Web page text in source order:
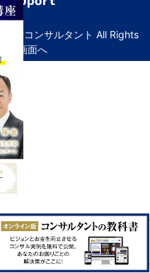
営コンサルタント All Rights
管理画面へ